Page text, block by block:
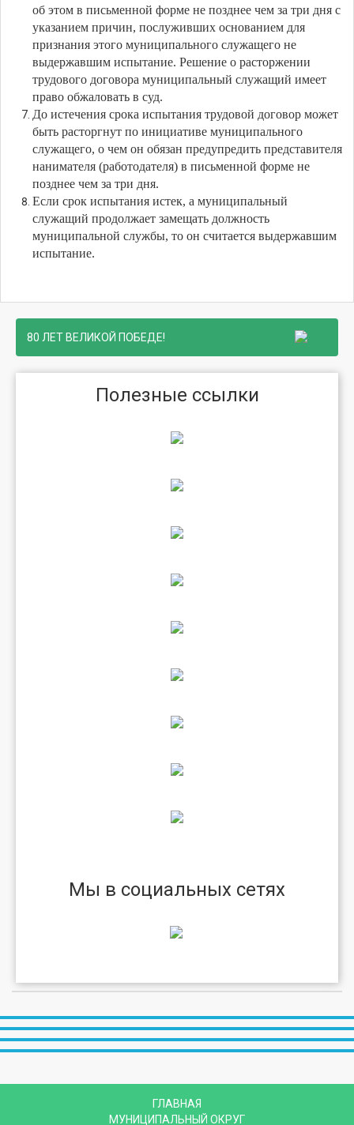
об этом в письменной форме не позднее чем за три дня с
указанием причин, послуживших основанием для
признания этого муниципального служащего не
выдержавшим испытание. Решение о расторжении
трудового договора муниципальный служащий имеет
право обжаловать в суд.
До истечения срока испытания трудовой договор может
быть расторгнут по инициативе муниципального
служащего, о чем он обязан предупредить представителя
нанимателя (работодателя) в письменной форме не
позднее чем за три дня.
Если срок испытания истек, а муниципальный
служащий продолжает замещать должность
муниципальной службы, то он считается выдержавшим
испытание.
80 ЛЕТ ВЕЛИКОЙ ПОБЕДЕ!
Полезные ссылки
Мы в социальных сетях
ГЛАВНАЯ
МУНИЦИПАЛЬНЫЙ ОКРУГ